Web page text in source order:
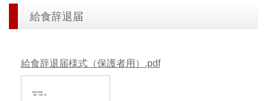
給食辞退届
給食辞退届様式（保護者用）.pdf